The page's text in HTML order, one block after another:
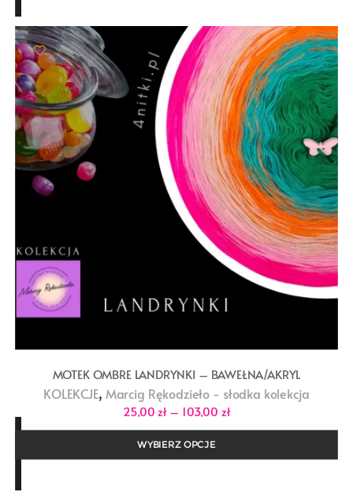
MOTEK OMBRE LANDRYNKI – BAWEŁNA/AKRYL
KOLEKCJE, Marcig Rękodzieło - słodka kolekcja
25,00zł – 103,00 złZakres
od
do
WYBIERZ OPCJE